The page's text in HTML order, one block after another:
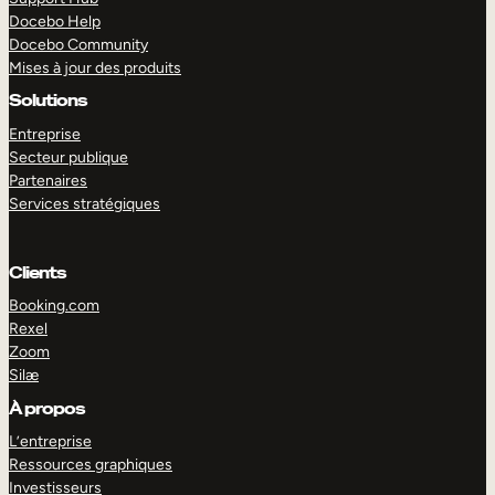
Docebo Help
Docebo Community
Mises à jour des produits
Solutions
Entreprise
Secteur publique
Partenaires
Services stratégiques
Clients
Booking.com
Rexel
Zoom
Silæ
À propos
L’entreprise
Ressources graphiques
Investisseurs